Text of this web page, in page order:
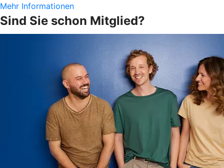
Mehr Informationen
Sind Sie schon Mitglied?